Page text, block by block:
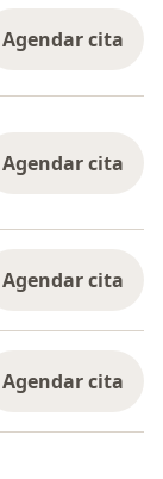
Agendar cita
Agendar cita
Agendar cita
Agendar cita